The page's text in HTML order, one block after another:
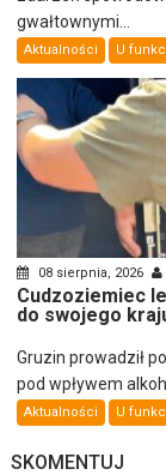
gwałtownymi...
Aktualności U
08 sierpnia, 2026
Cudzoziemiec
do swojego
Gruzin prowadził
pod wpływem
Aktualności U
SKOMENTUJ